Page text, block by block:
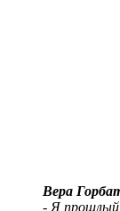
Вера
- Я прошлый